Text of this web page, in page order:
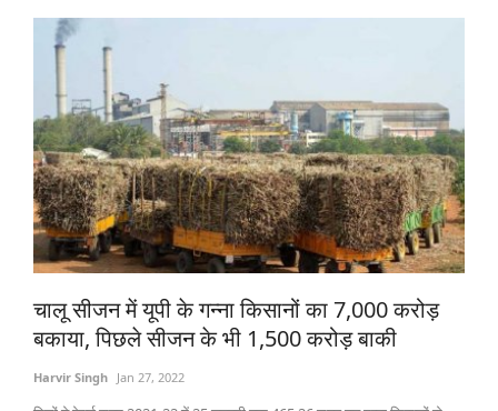
About Us
Leadership Profiles
Opinion
Politics
Magazine
Events
चालू सीजन में यूपी के गन्ना किसानों का 7,000 करोड़
बकाया, पिछले सीजन के भी 1,500 करोड़ बाकी
Harvir Singh Jan 27, 2022